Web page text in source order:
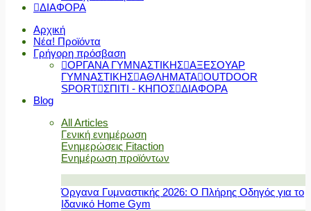
ΔΙΑΦΟΡΑ
Αρχική
Νέα! Προϊόντα
Γρήγορη πρόσβαση
ΟΡΓΑΝΑ ΓΥΜΝΑΣΤΙΚΗΣ ΑΞΕΣΟΥΑΡ
ΓΥΜΝΑΣΤΙΚΗΣ ΑΘΛΗΜΑΤΑ OUTDOOR
SPORT ΣΠΙΤΙ - ΚΗΠΟΣ ΔΙΑΦΟΡΑ
Blog
All Articles
Γενική ενημέρωση
Ενημερώσεις Fitaction
Ενημέρωση προϊόντων
Όργανα Γυμναστικής 2026: Ο Πλήρης Οδηγός για το
Ιδανικό Home Gym